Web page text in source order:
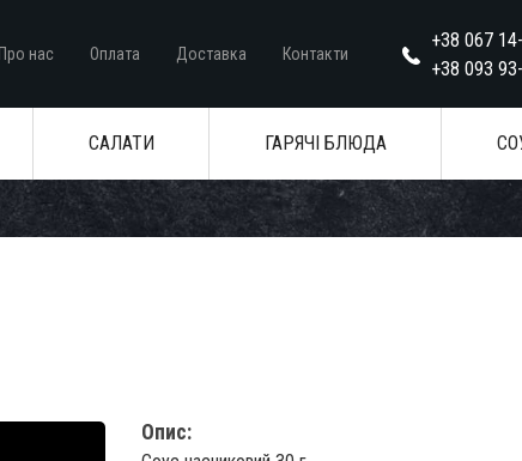
Про нас Оплата Доставка Контакти
+38 067
+38 093
САЛАТИ ГАРЯЧІ БЛЮДА
Опис: